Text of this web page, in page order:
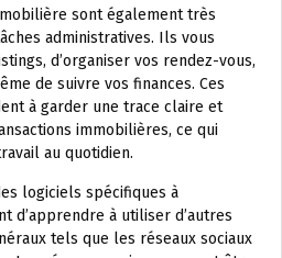
sont également très
administratives. Ils vous
d’organiser vos rendez-vous,
de suivre vos finances. Ces
à garder une trace claire et
immobilières, ce qui
au quotidien.
logiciels spécifiques à
d’apprendre à utiliser d’autres
tels que les réseaux sociaux